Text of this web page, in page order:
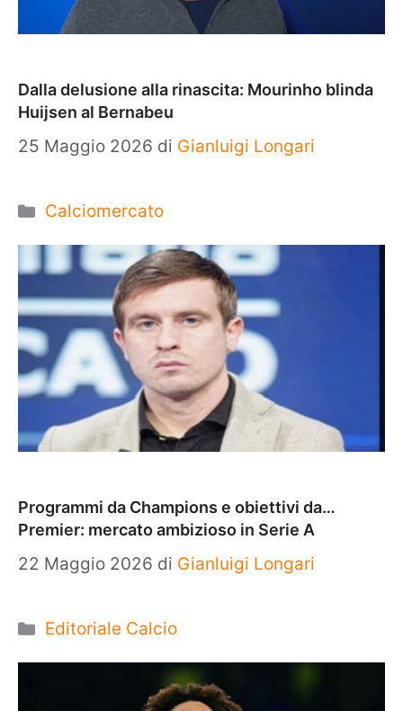
Dalla delusione alla rinascita: Mourinho blinda
Huijsen al Bernabeu
25 Maggio 2026 di Gianluigi Longari
Categorie
Calciomercato
Programmi da Champions e obiettivi da…
Premier: mercato ambizioso in Serie A
22 Maggio 2026 di Gianluigi Longari
Categorie
Editoriale Calcio